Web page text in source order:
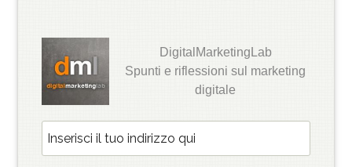
DigitalMarketingLab
Spunti e riflessioni sul marketing
digitale